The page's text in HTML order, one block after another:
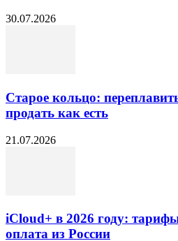
30.07.2026
Старое кольцо:
продать как есть
21.07.2026
iCloud+ в 2026 году:
оплата из России